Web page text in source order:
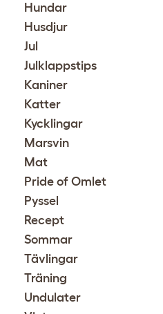
Hundar
Husdjur
Jul
Julklappstips
Kaniner
Katter
Kycklingar
Marsvin
Mat
Pride of Omlet
Pyssel
Recept
Sommar
Tävlingar
Träning
Undulater